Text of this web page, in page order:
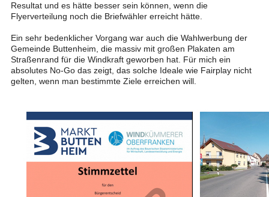
Resultat und es hätte besser sein können, wenn die
Flyerverteilung noch die Briefwähler erreicht hätte.
Ein sehr bedenklicher Vorgang war auch die Wahlwerbung der
Gemeinde Buttenheim, die massiv mit großen Plakaten am
Straßenrand für die Windkraft geworben hat. Für mich ein
absolutes No-Go das zeigt, das solche Ideale wie Fairplay nicht
gelten, wenn man bestimmte Ziele erreichen will.